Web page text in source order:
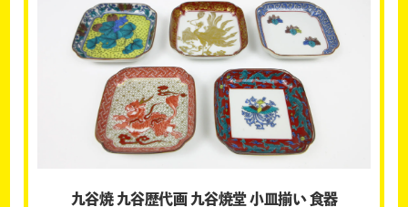
九谷焼 九谷歴代画 九谷焼堂 小皿揃い 食器